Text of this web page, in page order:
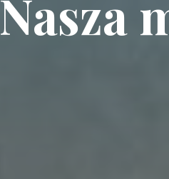
Nasza